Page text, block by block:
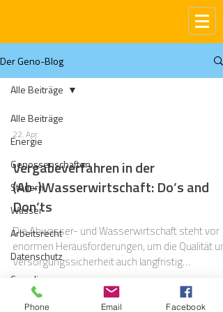
Der Geno-Blog
Alle Beiträge
Energie
Genossenschaften
Steuern
Wasser
Arbeitsrecht
Datenschutz
Compliance
Gas
Alle Beiträge
22. Apr.
Vergabeverfahren in der
(Ab-)Wasserwirtschaft: Do’s and
Don’ts
Die Abwasser- und Wasserwirtschaft steht vor
enormen Herausforderungen, um die Qualität und
Versorgungssicherheit auch langfristig
sicherstellen zu können. Ein wesentlicher Anteil
der Infrastruktur erreicht zeitnah das Ende ihrer
Nutzungsdauer oder hat diese bereits
Phone Email Facebook